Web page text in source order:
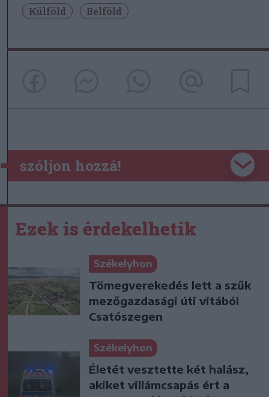
Külföld Belföld
szóljon hozzá!
Ezek is érdekelhetik
Székelyhon
Tömegverekedés lett a szűk
mezőgazdasági úti vitából
Csatószegen
Székelyhon
Életét vesztette két halász,
akiket villámcsapás ért a